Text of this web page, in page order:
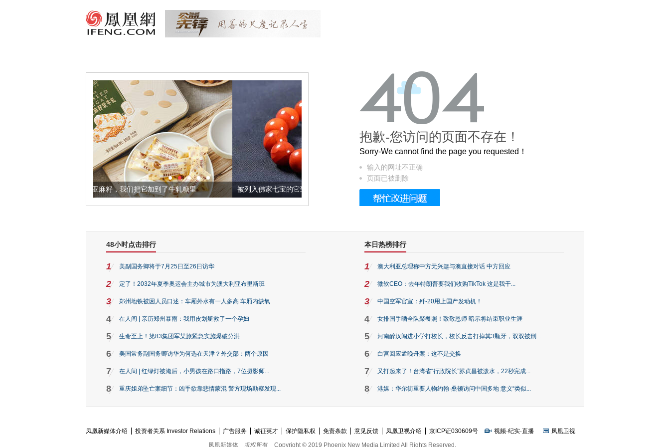
健康的黄金亚麻籽，我们把它加到了牛轧糖里 被列入佛家七宝的它到底有多美？ 这个3.2米的长卷，还原了600岁的紫禁城
抱歉-您访问的页面不存在！
Sorry-We cannot find the page you requested！
输入的网址不正确
页面已被删除
48小时点击排行
1 美副国务卿将于7月25日至26日访华
2 定了！2032年夏季奥运会主办城市为澳大利亚布里斯班
3 郑州地铁被困人员口述：车厢外水有一人多高 车厢内缺氧
4 在人间 | 亲历郑州暴雨：我用皮划艇救了一个孕妇
5 生命至上！第83集团军某旅紧急实施爆破分洪
6 美国常务副国务卿访华为何选在天津？外交部：两个原因
7 在人间 | 红绿灯被淹后，小男孩在路口指路，7位摄影师...
8 重庆姐弟坠亡案细节：凶手欲靠悲情蒙混 警方现场勘察发现...
本日热榜排行
1 澳大利亚总理称中方无兴趣与澳直接对话 中方回应
2 微软CEO：去年特朗普要我们收购TikTok 这是我干...
3 中国空军官宣：歼-20用上国产发动机！
4 女排国手晒全队聚餐照！致敬恩师 暗示将结束职业生涯
5 河南醉汉闯进小学打校长，校长反击打掉其3颗牙，双双被刑...
6 白宫回应孟晚舟案：这不是交换
7 又打起来了！台湾省“行政院长”苏贞昌被泼水，22秒完成...
8 港媒：华尔街重要人物约翰·桑顿访问中国多地 意义“类似...
凤凰新媒体介绍 投资者关系 Investor Relations 广告服务 诚征英才 保护隐私权 免责条款 意见反馈 凤凰卫视介绍 京ICP证030609号 视频·纪实·直播
凤凰卫视
凤凰新媒体
版权所有 Copyright © 2019 Phoenix New Media Limited All Rights Reserved.